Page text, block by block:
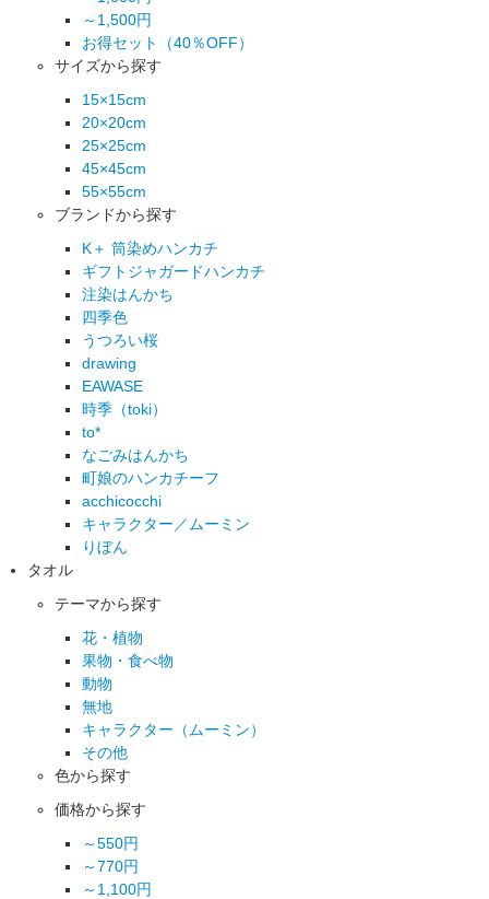
～1,500円
お得セット（40％OFF）
サイズから探す
15×15cm
20×20cm
25×25cm
45×45cm
55×55cm
ブランドから探す
K＋ 筒染めハンカチ
ギフトジャガードハンカチ
注染はんかち
四季色
うつろい桜
drawing
EAWASE
時季（toki）
to*
なごみはんかち
町娘のハンカチーフ
acchicocchi
キャラクター／ムーミン
りぼん
タオル
テーマから探す
花・植物
果物・食べ物
動物
無地
キャラクター（ムーミン）
その他
色から探す
価格から探す
～550円
～770円
～1,100円